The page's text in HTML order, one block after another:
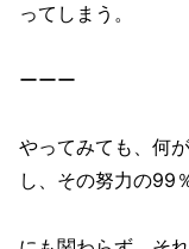
ってしまう。
ーーー
やってみても、何
し、その努力の99